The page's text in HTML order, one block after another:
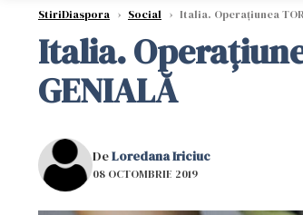
StiriDiaspora › Social › Italia. Operaţiunea
Italia.
GENIALĂ
DeLoredana Iriciuc
08 OCTOMBRIE 2019